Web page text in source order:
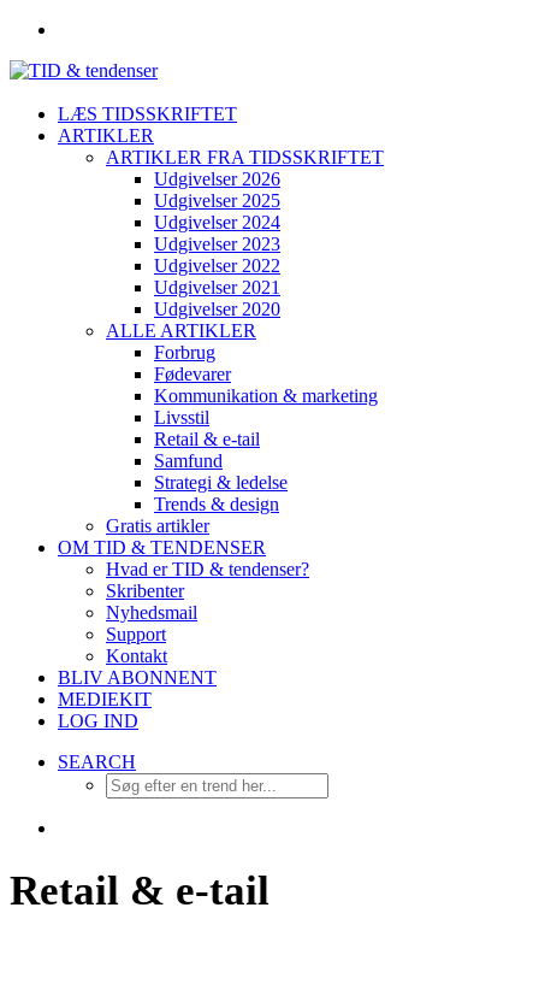
LÆS TIDSSKRIFTET
ARTIKLER
ARTIKLER FRA TIDSSKRIFTET
Udgivelser 2026
Udgivelser 2025
Udgivelser 2024
Udgivelser 2023
Udgivelser 2022
Udgivelser 2021
Udgivelser 2020
ALLE ARTIKLER
Forbrug
Fødevarer
Kommunikation & marketing
Livsstil
Retail & e-tail
Samfund
Strategi & ledelse
Trends & design
Gratis artikler
OM TID & TENDENSER
Hvad er TID & tendenser?
Skribenter
Nyhedsmail
Support
Kontakt
BLIV ABONNENT
MEDIEKIT
LOG IND
SEARCH
Retail & e-tail